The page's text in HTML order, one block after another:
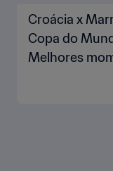
Croácia x
Copa do
Melhores